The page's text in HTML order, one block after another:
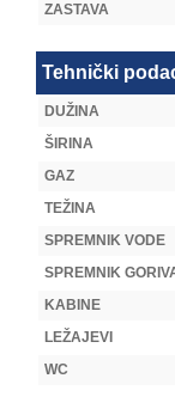
ZASTAVA
Tehnički
DUŽINA
ŠIRINA
GAZ
TEŽINA
SPREMNIK VODE
SPREMNIK
KABINE
LEŽAJEVI
WC